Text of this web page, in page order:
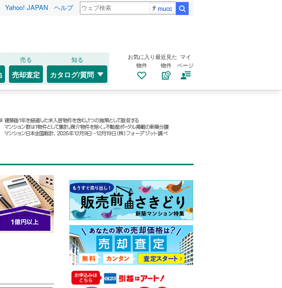
Yahoo! JAPAN ヘルプ mucc
売る
売却査定
知る
カタログ/質問
お気に入り
物件
最近見た
物件
マイ
ページ